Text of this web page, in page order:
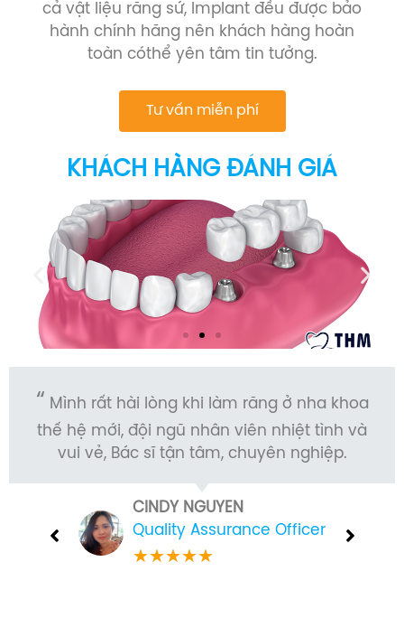
cả vật liệu răng sứ, Implant đều được bảo
hành chính hãng nên khách hàng hoàn
toàn cóthể yên tâm tin tưởng.
Tư vấn miễn phí
KHÁCH HÀNG ĐÁNH GIÁ
Mình rất hài lòng khi làm răng ở nha khoa
thế hệ mới, đội ngũ nhân viên nhiệt tình và
vui vẻ, Bác sĩ tận tâm, chuyên nghiệp.
CINDY NGUYEN
Quality Assurance Officer
★★★★★